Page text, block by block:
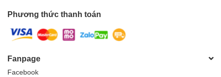
Phương thức thanh toán
Fanpage
Facebook